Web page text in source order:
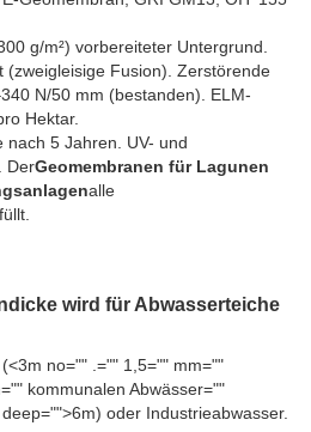
g/m²) vorbereiteter Untergrund.
Fusion). Zerstörende
N/50 mm (bestanden). ELM-
Hektar.
nach 5 Jahren. UV- und
DerGeomembranen für Lagunen
alle
wird für Abwasserteiche
no="" .="" 1,5="" mm=""
kommunalen Abwässer=""
oder Industrieabwasser.